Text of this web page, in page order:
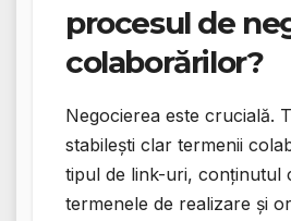
procesul de
colaborărilor?
Negocierea este crucială.
stabilești clar termenii
tipul de link-uri, conținutul
termenele de realizare și